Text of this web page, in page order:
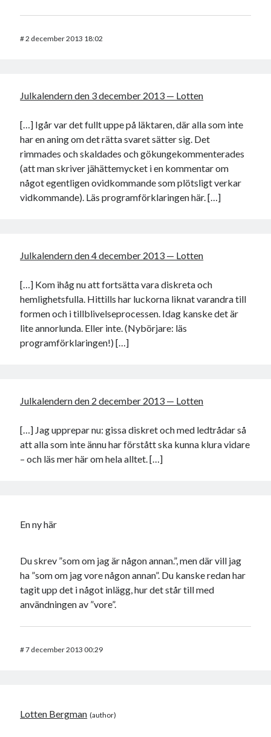
#2 december 2013 18:02
Julkalendern den 3 december 2013 — Lotten
[…] Igår var det fullt uppe på läktaren, där alla som inte
har en aning om det rätta svaret sätter sig. Det
rimmades och skaldades och gökungekommenterades
(att man skriver jähättemycket i en kommentar om
något egentligen ovidkommande som plötsligt verkar
vidkommande). Läs programförklaringen här. […]
Julkalendern den 4 december 2013 — Lotten
[…] Kom ihåg nu att fortsätta vara diskreta och
hemlighetsfulla. Hittills har luckorna liknat varandra till
formen och i tillblivelseprocessen. Idag kanske det är
lite annorlunda. Eller inte. (Nybörjare: läs
programförklaringen!) […]
Julkalendern den 2 december 2013 — Lotten
[…] Jag upprepar nu: gissa diskret och med ledtrådar så
att alla som inte ännu har förstått ska kunna klura vidare
– och läs mer här om hela alltet. […]
En ny här
Du skrev ”som om jag är någon annan.”, men där vill jag
ha ”som om jag vore någon annan”. Du kanske redan har
tagit upp det i något inlägg, hur det står till med
användningen av ”vore”.
#7 december 2013 00:29
Lotten Bergman